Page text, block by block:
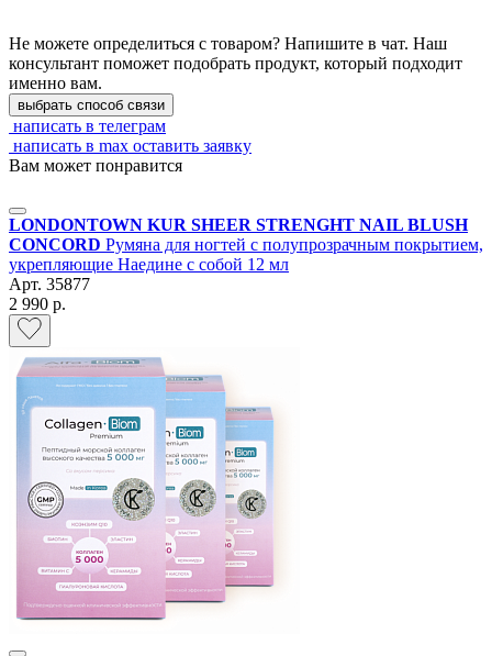
Не можете определиться с товаром? Напишите в чат. Наш
консультант поможет подобрать продукт, который подходит
именно вам.
выбрать способ связи
написать в телеграм
написать в max оставить заявку
Вам может понравится
LONDONTOWN KUR SHEER STRENGHT NAIL BLUSH
CONCORD Румяна для ногтей с полупрозрачным покрытием,
укрепляющие Наедине с собой 12 мл
Арт. 35877
2 990 р.